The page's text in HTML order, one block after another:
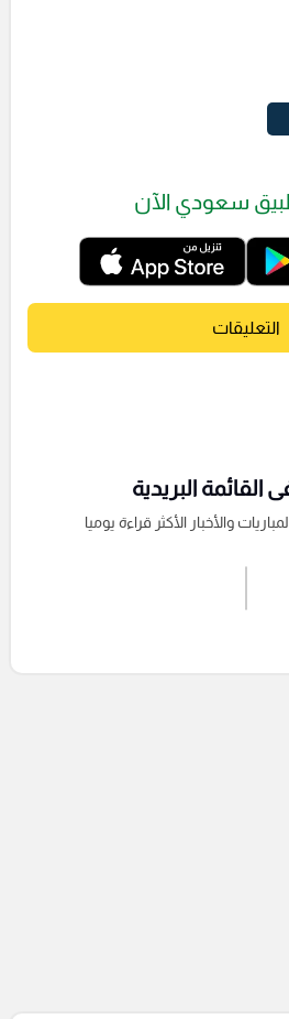
سعودي الآن
التعليقات
البريدية
والأخبار الأكثر قراءة يوميا